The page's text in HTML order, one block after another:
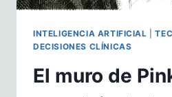
INTELIGENCIA ARTIFICIAL |
DECISIONES CLÍNICAS
El muro de